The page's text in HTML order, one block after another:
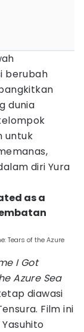
berubah
dunia
untuk
diri Yura
as a
Tears of the Azure
I Got
Azure Sea
diawasi
Film ini